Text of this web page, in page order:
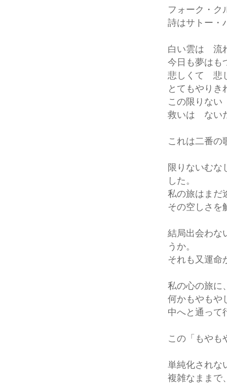
フォーク・ク
詩はサトー・
白い雲は 流
今日も夢は
悲しくて 悲
とてもやりき
この限りな
救いは ない
これは二番の
限りないむな
した。
私の旅はまだ
その空しさを
結局出会わな
うか。
それも又運命
私の心の旅に
何かもやもや
中へと通って
この「もやも
単純化されな
複雑なままで